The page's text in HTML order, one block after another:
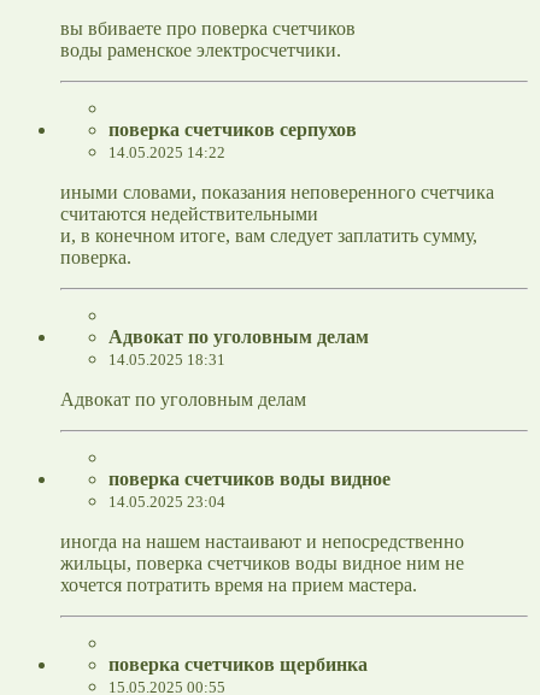
вы вбиваете про поверка счетчиков
воды раменское электросчетчики.
поверка счетчиков серпухов
14.05.2025 14:22
иными словами, показания неповеренного счетчика
считаются недействительными
и, в конечном итоге, вам следует заплатить сумму,
поверка.
Адвокат по уголовным делам
14.05.2025 18:31
Адвокат по уголовным делам
поверка счетчиков воды видное
14.05.2025 23:04
иногда на нашем настаивают и непосредственно
жильцы, поверка счетчиков воды видное ним не
хочется потратить время на прием мастера.
поверка счетчиков щербинка
15.05.2025 00:55